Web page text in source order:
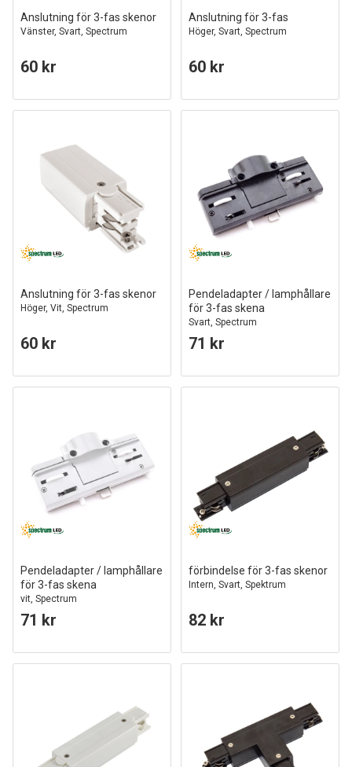
Anslutning för 3-fas skenor
Vänster, Svart, Spectrum
60 kr
Anslutning för 3-fas
Höger, Svart, Spectrum
60 kr
Anslutning för 3-fas skenor
Höger, Vit, Spectrum
60 kr
Pendeladapter / lamphållare
för 3-fas skena
Svart, Spectrum
71 kr
Pendeladapter / lamphållare
för 3-fas skena
vit, Spectrum
71 kr
förbindelse för 3-fas skenor
Intern, Svart, Spektrum
82 kr